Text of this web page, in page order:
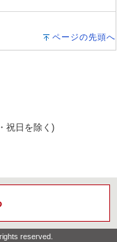
ページの先頭へ
祝日を除く)
reserved.